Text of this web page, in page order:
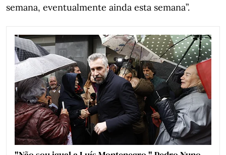
semana, eventualmente ainda esta semana”.